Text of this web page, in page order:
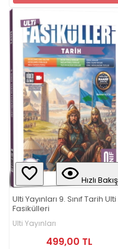
Hızlı Bakış
Ulti Yayınları 9. Sınıf Tarih Ulti
Fasikülleri
Ulti Yayınları
499,00 TL